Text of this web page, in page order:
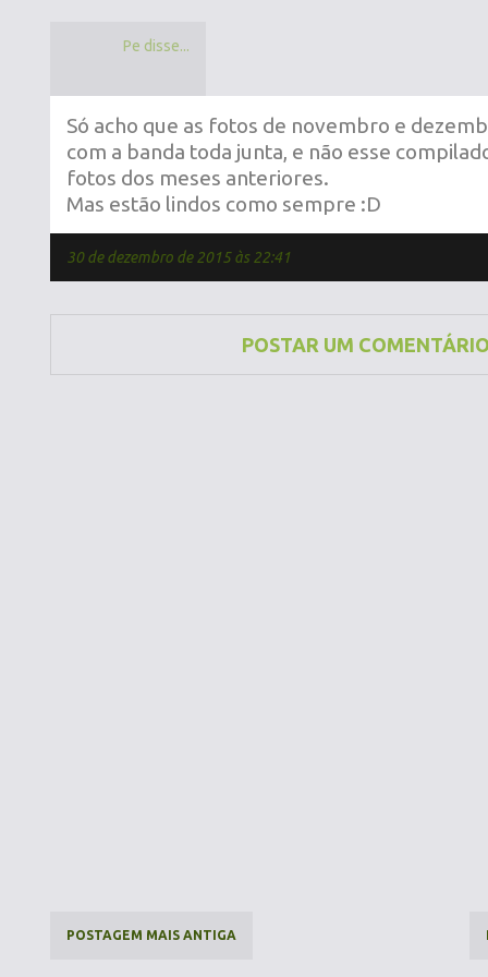
Pe disse...
Só acho que as fotos de novembro e
com a banda toda junta, e não esse
fotos dos meses anteriores.
Mas estão lindos como sempre :D
30 de dezembro de 2015 às 22:41
POSTAR UM
POSTAGEM MAIS ANTIGA